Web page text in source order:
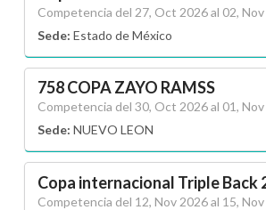
Competencia del 27, Oct 2026 al 02,
Sede: Estado de México
758 COPA ZAYO RAMSS
Competencia del 30, Oct 2026 al 01,
Sede: NUEVO LEON
Copa internacional Triple Back
Competencia del 12, Nov 2026 al 15,